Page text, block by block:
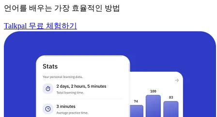
언어를 배우는 가장 효율적인 방법
Talkpal 무료 체험하기